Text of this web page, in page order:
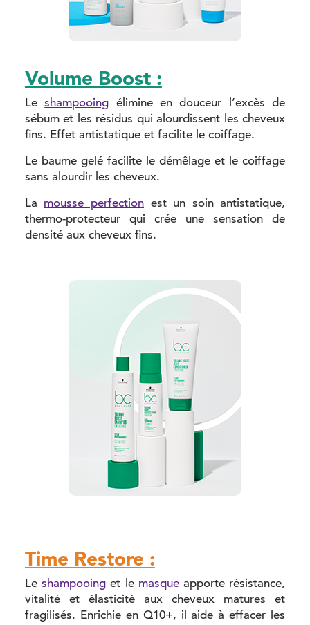
Volume Boost :
Leshampooing élimine en douceur l’excès de
sébum et les résidus qui alourdissent les cheveux
fins. Effet antistatique et facilite le coiffage.
Le baume gelé facilite le démêlage et le coiffage
sans alourdir les cheveux.
La mousse perfectionest un soin antistatique,
thermo-protecteur qui crée une sensation de
densité aux cheveux fins.
Time Restore :
Leshampooing et le masqueapporte résistance,
vitalité et élasticité aux cheveux matures et
fragilisés. Enrichie en Q10+, il aide à effacer les